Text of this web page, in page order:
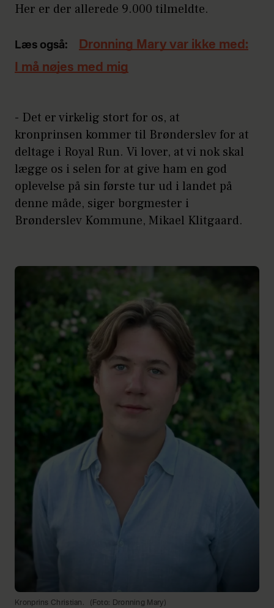
Her er der allerede 9.000 tilmeldte.
Læs også:
Dronning Mary var ikke med:
I må nøjes med mig
- Det er virkelig stort for os, at
kronprinsen kommer til Brønderslev for at
deltage i Royal Run. Vi lover, at vi nok skal
lægge os i selen for at give ham en god
oplevelse på sin første tur ud i landet på
denne måde, siger borgmester i
Brønderslev Kommune, Mikael Klitgaard.
Kronprins Christian. (Foto: Dronning Mary)